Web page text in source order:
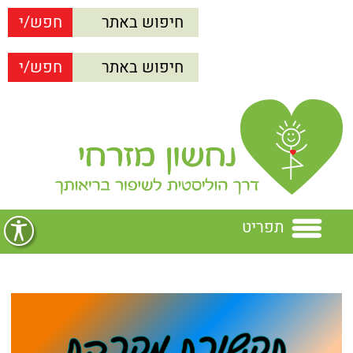
תפריט
נחשון מזרחי